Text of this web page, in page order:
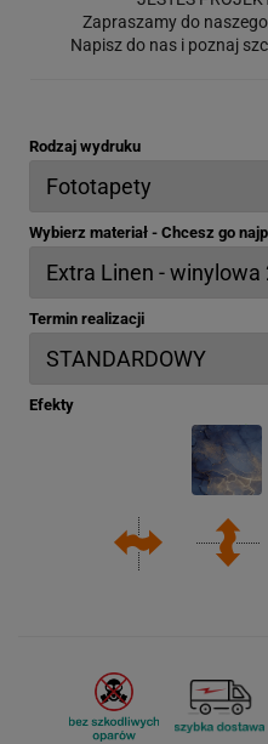
Zapraszamy do
Napisz do nas i poznaj
Rodzaj wydruku
Wybierz materiał - Chcesz go
Termin realizacji
Efekty